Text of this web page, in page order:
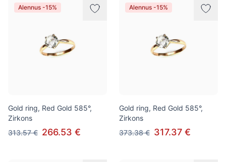
Alennus -15%
Gold ring, Red Gold 585°,
Zirkons
313.57 € 266.53 €
Alennus -15%
Gold ring, Red Gold 585°,
Zirkons
373.38 € 317.37 €